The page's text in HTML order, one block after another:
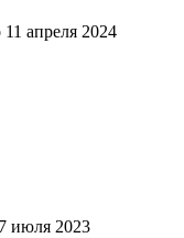
11 апреля 2024
июля 2023